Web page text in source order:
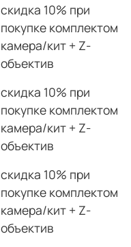
скидка 10% при
покупке комплектом
камера/кит + Z-
объектив
скидка 10% при
покупке комплектом
камера/кит + Z-
объектив
скидка 10% при
покупке комплектом
камера/кит + Z-
объектив